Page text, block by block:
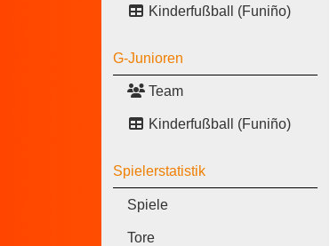
Kinderfußball (Funiño)
G-Junioren
Team
Kinderfußball (Funiño)
Spielerstatistik
Spiele
Tore